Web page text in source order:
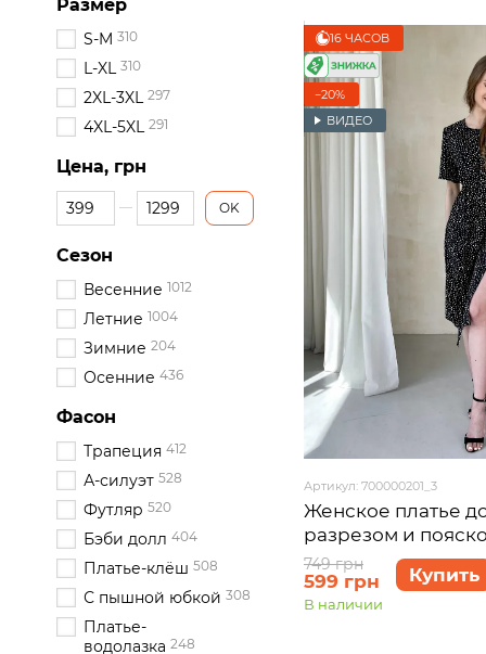
16 ЧАСОВ
−20%
ВИДЕО
Артикул: 700000201_3
Женское платье
разрезом и
Асти 700000201,
3XL)
749 грн
599 грн Купить
В наличии
Размер
S-M 310
L-XL 310
2XL-3XL 297
4XL-5XL 291
Цена, грн
От Цена, грн
До Цена, грн OK
Сезон
Весенние 1012
Летние 1004
Зимние 204
Осенние 436
Фасон
Трапеция 412
А-силуэт 528
Футляр 520
Бэби долл 404
Платье-клёш 508
С пышной юбкой 308
Платье-
водолазка 248